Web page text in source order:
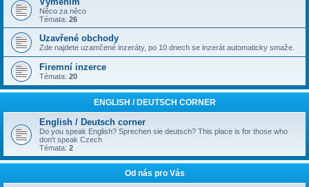
Něco za něco
Témata: 26
Uzavřené obchody
Zde najdete uzamčené inzeráty, po 10 dnech se inzerát automaticky smaže.
Firemní inzerce
Témata: 20
ENGLISH / DEUTSCH CORNER
English / Deutsch corner
Do you speak English? Sprechen sie deutsch? This place is for those who
don't speak Czech
Témata: 2
Od nás pro Vás